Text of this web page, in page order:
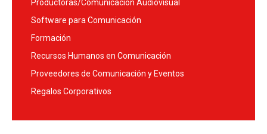
Productoras/Comunicación Audiovisual
Software para Comunicación
Formación
Recursos Humanos en Comunicación
Proveedores de Comunicación y Eventos
Regalos Corporativos